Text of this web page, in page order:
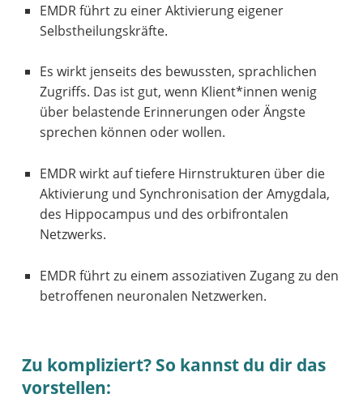
EMDR führt zu einer Aktivierung eigener
Selbstheilungskräfte.
Es wirkt jenseits des bewussten, sprachlichen
Zugriffs. Das ist gut, wenn Klient*innen wenig
über belastende Erinnerungen oder Ängste
sprechen können oder wollen.
EMDR wirkt auf tiefere Hirnstrukturen über die
Aktivierung und Synchronisation der Amygdala,
des Hippocampus und des orbifrontalen
Netzwerks.
EMDR führt zu einem assoziativen Zugang zu den
betroffenen neuronalen Netzwerken.
Zu kompliziert? So kannst du dir das
vorstellen: